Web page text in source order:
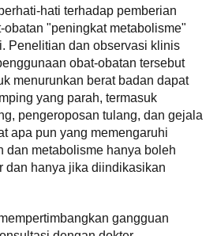
hati terhadap pemberian
obatan "peningkat metabolisme"
Penelitian dan observasi klinis
obat-obatan tersebut
menurunkan berat badan dapat
yang parah, termasuk
pengeroposan tulang, dan gejala
apa pun yang memengaruhi
dan metabolisme hanya boleh
dan hanya jika diindikasikan
gangguan